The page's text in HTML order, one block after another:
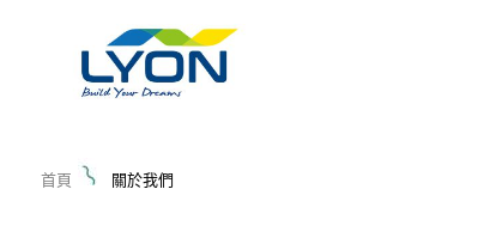
首頁 關於我們